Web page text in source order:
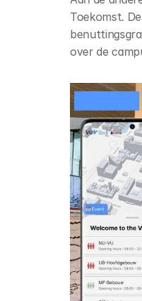
Toekomst.
over de